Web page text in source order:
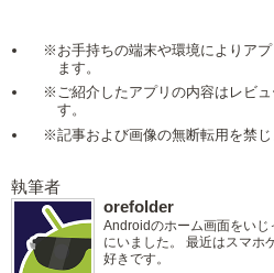
※お手持ちの端末や環境によりア
ます。
※ご紹介したアプリの内容はレビ
す。
※記事および画像の無断転用を禁じ
執筆者
orefolder
Androidのホーム画面をい
にいました。 最近はスマホ
好きです。